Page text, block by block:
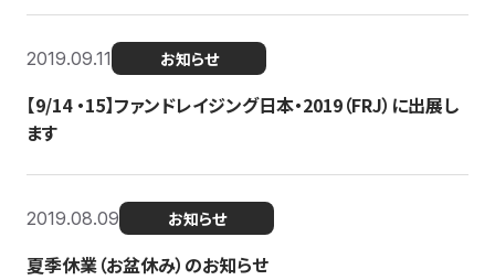
2019.09.11 お知らせ
【9/14 ・15】ファンドレイジング日本・2019（FRJ）に出展し
ます
2019.08.09 お知らせ
夏季休業（お盆休み）のお知らせ